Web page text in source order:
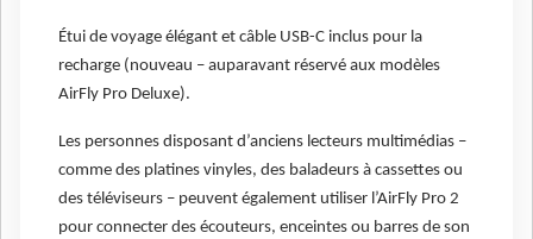
Étui de voyage élégant et câble USB-C inclus pour la
recharge (nouveau – auparavant réservé aux modèles
AirFly Pro Deluxe).
Les personnes disposant d’anciens lecteurs multimédias –
comme des platines vinyles, des baladeurs à cassettes ou
des téléviseurs – peuvent également utiliser l’AirFly Pro 2
pour connecter des écouteurs, enceintes ou barres de son